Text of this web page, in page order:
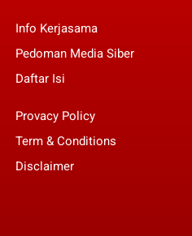
Info Kerjasama
Pedoman Media Siber
Daftar Isi
Provacy Policy
Term & Conditions
Disclaimer